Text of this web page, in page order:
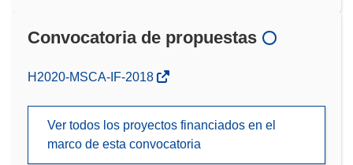
Convocatoria de propuestas
(se
nueva
H2020-MSCA-IF-2018
Ver todos los proyectos financiados en el
marco de esta convocatoria